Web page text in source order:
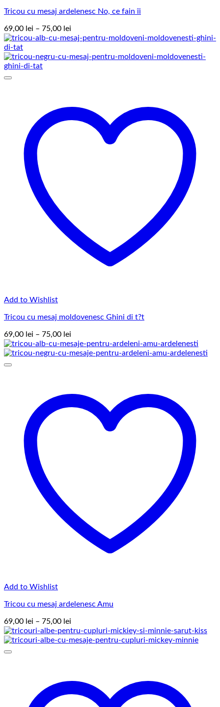
Tricou cu mesaj ardelenesc No, ce fain îi
69,00 lei – 75,00 lei
de
69,00 lei
Add to Wishlist
Tricou cu mesaj moldovenesc Ghini di t?t
69,00 lei – 75,00 lei
de
prețuri:
Add to Wishlist
Tricou cu mesaj ardelenesc Amu
69,00 lei – 75,00 lei
de
prețuri: